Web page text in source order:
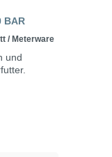
BAR
/ Meterware
und